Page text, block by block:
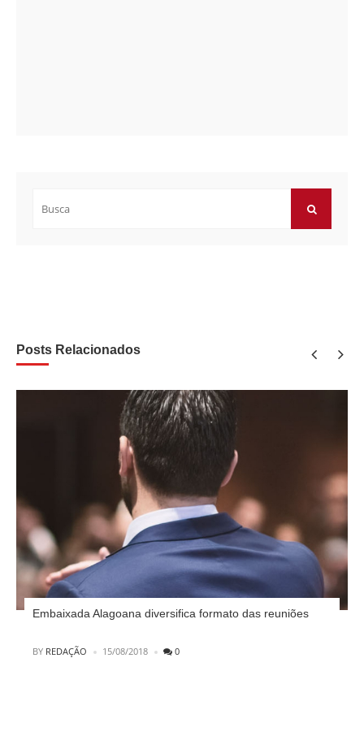
por:
Posts Relacionados
Embaixada Alagoana diversifica formato das reuniões
POSTED
BY REDAÇÃO 15/08/2018 0